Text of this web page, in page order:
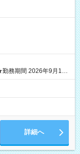
給1万1500円でしっか
務期間 2026年9月16
フル勤務できる方優遇
から勤務スタートも可
詳細へ